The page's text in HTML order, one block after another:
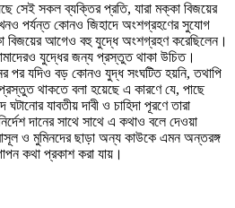
সেই সকল ব্যক্তির প্রতি, যারা মক্কা বিজয়ের
পর্যন্ত কোনও জিহাদে অংশগ্রহণের সুযোগ
বিজয়ের আগেও বহু যুদ্ধে অংশগ্রহণ করেছিলেন।
যুদ্ধের জন্য প্রস্তুত থাকা উচিত।
পর যদিও বড় কোনও যুদ্ধ সংঘটিত হয়নি, তথাপি
থাকতে বলা হয়েছে এ কারণে যে, পাছে
যাবতীয় দাবী ও চাহিদা পূরণে তারা
দানের সাথে সাথে এ কথাও বলে দেওয়া
ও মুমিনদের ছাড়া অন্য কাউকে এমন অন্তরঙ্গ
কথা প্রকাশ করা যায়।